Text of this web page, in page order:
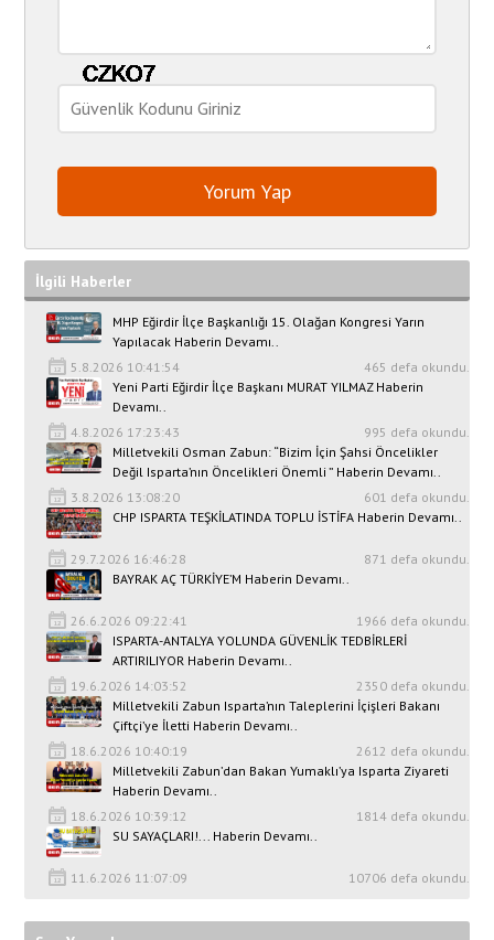
İlgili Haberler
MHP Eğirdir İlçe Başkanlığı 15. Olağan Kongresi Yarın
Yapılacak Haberin Devamı..
5.8.2026 10:41:54
465 defa okundu.
Yeni Parti Eğirdir İlçe Başkanı MURAT YILMAZ Haberin
Devamı..
4.8.2026 17:23:43
995 defa okundu.
Milletvekili Osman Zabun: “Bizim İçin Şahsi Öncelikler
Değil Isparta’nın Öncelikleri Önemli ” Haberin Devamı..
3.8.2026 13:08:20
601 defa okundu.
CHP ISPARTA TEŞKİLATINDA TOPLU İSTİFA Haberin Devamı..
29.7.2026 16:46:28
871 defa okundu.
BAYRAK AÇ TÜRKİYE’M Haberin Devamı..
26.6.2026 09:22:41
1966 defa okundu.
ISPARTA-ANTALYA YOLUNDA GÜVENLİK TEDBİRLERİ
ARTIRILIYOR Haberin Devamı..
19.6.2026 14:03:52
2350 defa okundu.
Milletvekili Zabun Isparta’nın Taleplerini İçişleri Bakanı
Çiftçi’ye İletti Haberin Devamı..
18.6.2026 10:40:19
2612 defa okundu.
Milletvekili Zabun’dan Bakan Yumaklı’ya Isparta Ziyareti
Haberin Devamı..
18.6.2026 10:39:12
1814 defa okundu.
SU SAYAÇLARI!... Haberin Devamı..
11.6.2026 11:07:09 10706 defa okundu.